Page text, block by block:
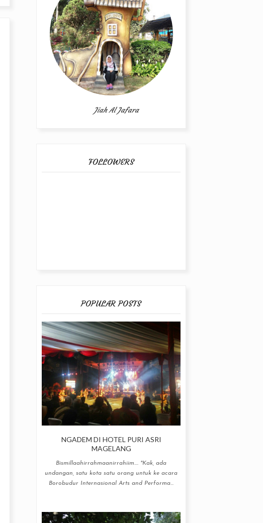
Jiah Al Jafara
FOLLOWERS
POPULAR POSTS
NGADEM DI HOTEL PURI ASRI
MAGELANG
Bismillaahirrahmaanirrahiim.... "Kak, ada
undangan, satu kota satu orang untuk ke acara
Borobudur Internasional Arts and Performa...